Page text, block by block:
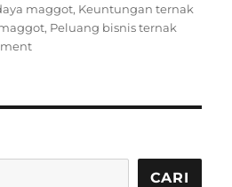
maggot, Keuntungan ternak
, Peluang bisnis ternak
on
Pakan
CARI